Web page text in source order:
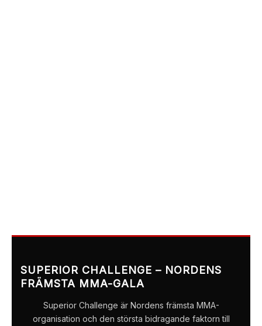
SUPERIOR CHALLENGE – NORDENS
FRÄMSTA MMA-GALA
Superior Challenge är Nordens främsta MMA-
organisation och den största bidragande faktorn till